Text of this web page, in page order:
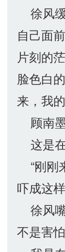
徐风
自己面
片刻的
脸色白
来，我
顾南
这是在
“刚刚
吓成这
徐风
不是害